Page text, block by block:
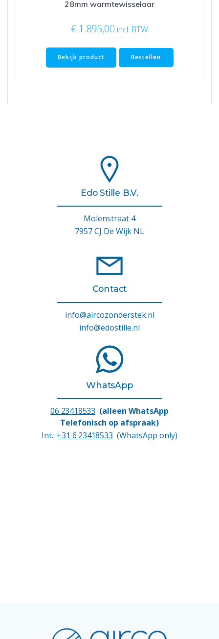
28mm warmtewisselaar
€ 1.895,00 incl. BTW
Bekijk product Bestellen
Edo Stille B.V.
Molenstraat 4
7957 CJ De Wijk NL
Contact
info@aircozonderstek.nl
info@edostille.nl
WhatsApp
06 23418533 (alleen WhatsApp
Telefonisch op afspraak)
Int.: +31 6 23418533 (WhatsApp only)